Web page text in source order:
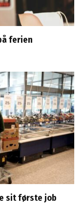
ferien
sit første job